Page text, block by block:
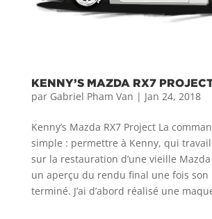
KENNY’S MAZDA RX7
par Gabriel Pham Van | Jan 24, 2018
Kenny’s Mazda RX7 Project La
simple : permettre à Kenny, qui
sur la restauration d’une vieille Mazda
un aperçu du rendu final une fois son
terminé. J’ai d’abord réalisé une